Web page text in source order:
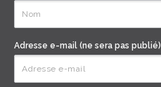
Adresse e-mail (ne sera pas publié)